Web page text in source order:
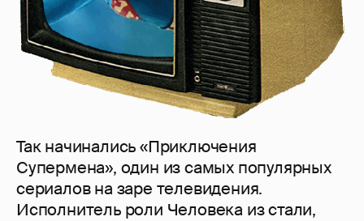
Так начинались «Приключения
Супермена», один из самых популярных
сериалов на заре телевидения.
Исполнитель роли Человека из стали,